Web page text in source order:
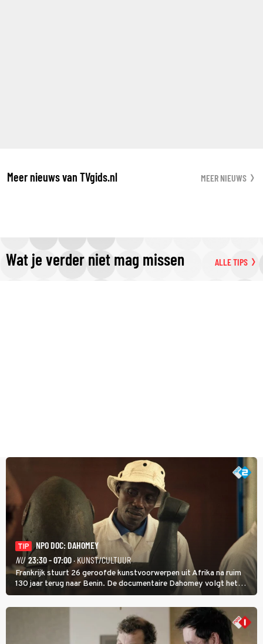
Meer nieuws van TVgids.nl MEER NIEUWS
Wat je verder niet mag missen ALLE TIPS
TIP
NPO DOC: DAHOMEY
NU 23:30 - 07:00· KUNST/CULTUUR
Frankrijk stuurt 26 geroofde kunstvoorwerpen uit Afrika na ruim
130 jaar terug naar Benin. De documentaire Dahomey volgt het
transport en toont de aankomst. Inwoners van Benin bespreken de
betekenis van de teruggave.